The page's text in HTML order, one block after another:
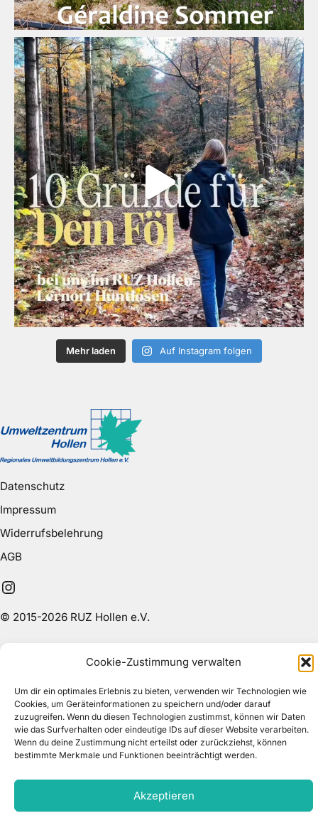
Cookie-Zustimmung verwalten
Um dir ein optimales Erlebnis zu bieten, verwenden wir Technologien wie
Cookies, um Geräteinformationen zu speichern und/oder darauf
zuzugreifen. Wenn du diesen Technologien zustimmst, können wir Daten
wie das Surfverhalten oder eindeutige IDs auf dieser Website verarbeiten.
Wenn du deine Zustimmung nicht erteilst oder zurückziehst, können
bestimmte Merkmale und Funktionen beeinträchtigt werden.
Akzeptieren
Mehr laden Auf Instagram folgen
© 2015-2026 RUZ Hollen e.V.
Datenschutz
Impressum
Widerrufsbelehrung
AGB